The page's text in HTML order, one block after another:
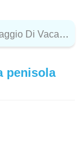
Di Vacanza
penisola